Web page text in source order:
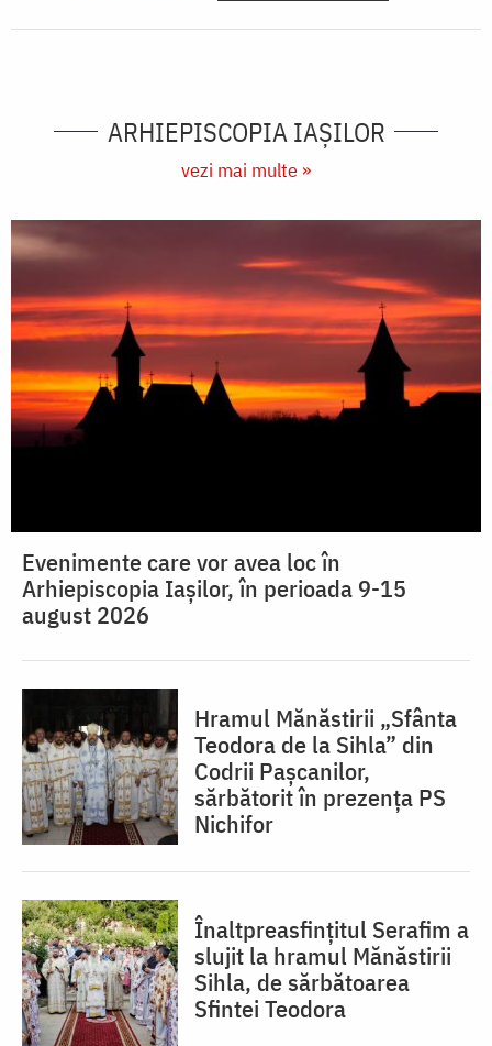
ARHIEPISCOPIA IAŞILOR
vezi mai multe »
Evenimente care vor avea loc în
Arhiepiscopia Iaşilor, în perioada 9-15
august 2026
Hramul Mănăstirii „Sfânta
Teodora de la Sihla” din
Codrii Pașcanilor,
sărbătorit în prezența PS
Nichifor
Înaltpreasfințitul Serafim a
slujit la hramul Mănăstirii
Sihla, de sărbătoarea
Sfintei Teodora